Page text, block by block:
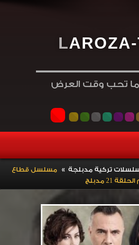
LAROZA-
تحب وقت العرض
تركية مدبلجة » مسلسل قطاع
21 مدبلج